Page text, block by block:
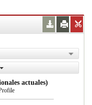
actuales)